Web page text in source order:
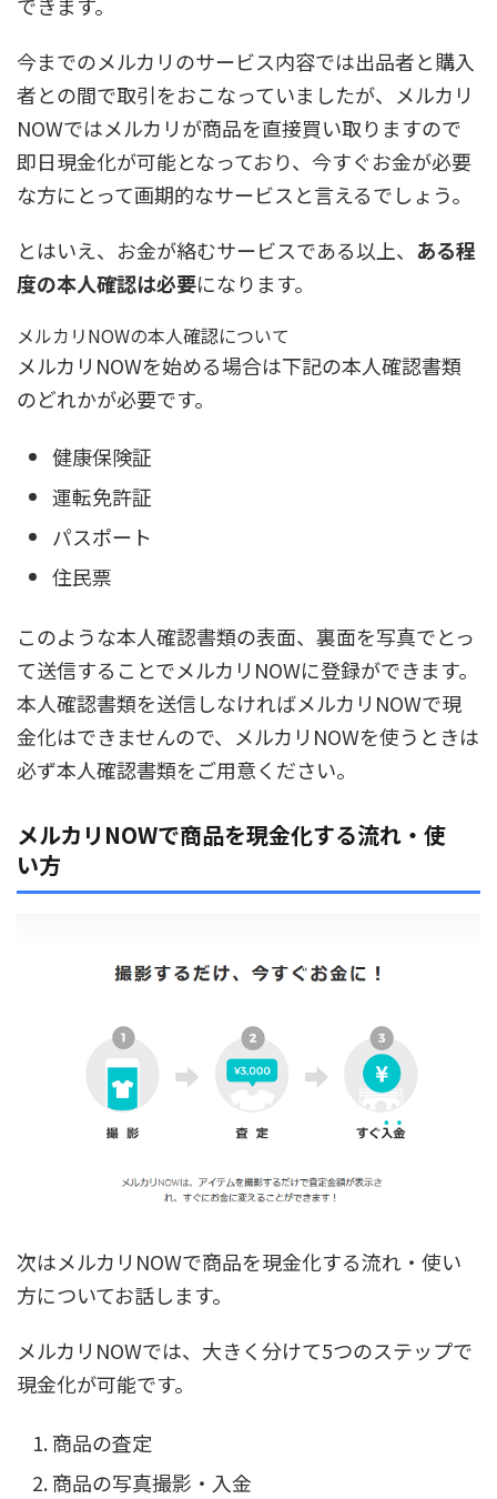
今までのメルカリのサービス内容では出品者と購入
者との間で取引をおこなっていましたが、メルカリ
NOWではメルカリが商品を直接買い取りますので
即日現金化が可能となっており、今すぐお金が必要
な方にとって画期的なサービスと言えるでしょう。
とはいえ、お金が絡むサービスである以上、 ある程
度の本人確認は必要になります。
メルカリNOWの本人確認について
メルカリNOWを始める場合は下記の本人確認書類
のどれかが必要です。
健康保険証
運転免許証
パスポート
住民票
このような本人確認書類の表面、裏面を写真でとっ
て送信することでメルカリNOWに登録ができます。
本人確認書類を送信しなければメルカリNOWで現
金化はできませんので、メルカリNOWを使うときは
必ず本人確認書類をご用意ください。
メルカリNOWで商品を現金化する流れ・使
い方
次はメルカリNOWで商品を現金化する流れ・使い
方についてお話します。
メルカリNOWでは、大きく分けて5つのステップで
現金化が可能です。
商品の査定
商品の写真撮影・入金